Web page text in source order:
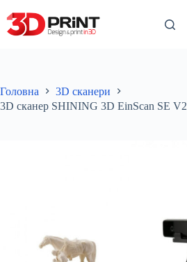
до
вмісту
Головна
3D сканери
3D сканер SHINING 3D EinScan SE V2